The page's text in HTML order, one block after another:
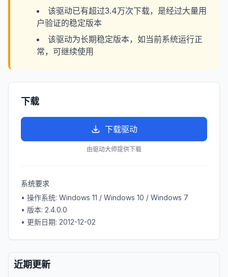
该驱动已有超过3.4万次下载，是经过大量用
户验证的稳定版本
该驱动为长期稳定版本，如当前系统运行正
常，可继续使用
下载
下载驱动
由驱动大师提供下载
系统要求
• 操作系统: Windows 11 / Windows 10 / Windows 7
• 版本: 2.4.0.0
• 更新日期: 2012-12-02
近期更新